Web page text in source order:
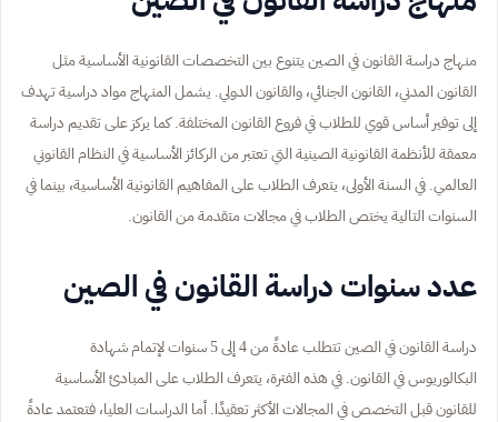
منهاج دراسة القانون في الصين يتنوع بين التخصصات القانونية الأساسية مثل
القانون المدني، القانون الجنائي، والقانون الدولي. يشمل المنهاج مواد دراسية تهدف
إلى توفير أساس قوي للطلاب في فروع القانون المختلفة. كما يركز على تقديم دراسة
معمقة للأنظمة القانونية الصينية التي تعتبر من الركائز الأساسية في النظام القانوني
العالمي. في السنة الأولى، يتعرف الطلاب على المفاهيم القانونية الأساسية، بينما في
السنوات التالية يختص الطلاب في مجالات متقدمة من القانون.
عدد سنوات دراسة القانون في الصين
دراسة القانون في الصين تتطلب عادةً من 4 إلى 5 سنوات لإتمام شهادة
البكالوريوس في القانون. في هذه الفترة، يتعرف الطلاب على المبادئ الأساسية
للقانون قبل التخصص في المجالات الأكثر تعقيدًا. أما الدراسات العليا، فتعتمد عادةً